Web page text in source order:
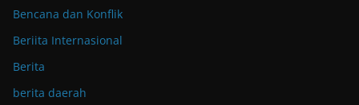
Bencana dan Konflik
Beriita Internasional
Berita
berita daerah